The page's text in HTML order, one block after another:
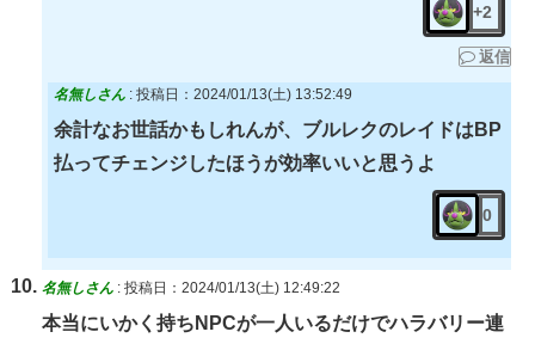
+2
返信
名無しさん : 投稿日：2024/01/13(土) 13:52:49
余計なお世話かもしれんが、ブルレクのレイドはBP
払ってチェンジしたほうが効率いいと思うよ
0
名無しさん : 投稿日：2024/01/13(土) 12:49:22
本当にいかく持ちNPCが一人いるだけでハラバリー連